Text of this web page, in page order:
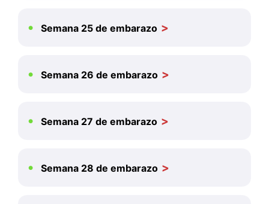
Semana 25 de embarazo
Semana 26 de embarazo
Semana 27 de embarazo
Semana 28 de embarazo